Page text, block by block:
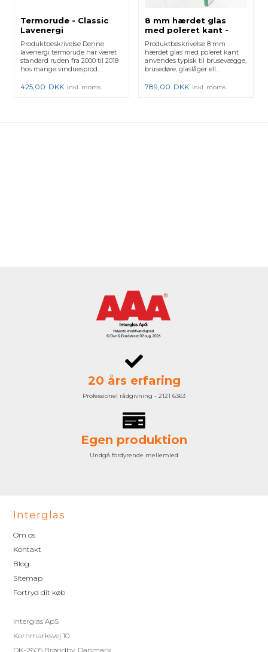
Termorude - Classic
Lavenergi
Produktbeskrivelse Denne
lavenergi termorude har været
standard ruden fra 2000 til 2018
hos mange vinduesprod...
425,00 DKK inkl. moms
8 mm hærdet glas
med poleret kant -
Klar
Produktbeskrivelse 8 mm
hærdet glas med poleret kant
anvendes typisk til brusevægge,
brusedøre, glaslåger ell...
789,00 DKK inkl. moms
20 års erfaring
Professionel rådgivning - 2121 6363
Egen produktion
Undgå fordyrende mellemled
Interglas
Om os
Kontakt
Blog
Sitemap
Fortryd dit køb
Interglas ApS
Kornmarksvej 10
DK-2605 Brøndby, Danmark